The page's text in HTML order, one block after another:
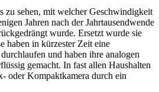
zu sehen, mit welcher Geschwindigkeit
Jahren nach der Jahrtausendwende
wurde. Ersetzt wurde sie
haben in kürzester Zeit eine
und haben ihre analogen
gemacht. In fast allen Haushalten
oder Kompaktkamera durch ein